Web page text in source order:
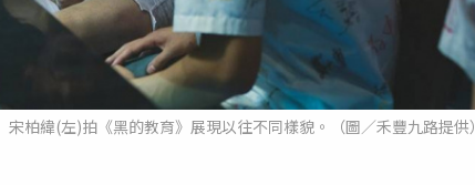
宋柏緯(左)拍《黑的教育》展現以往不同樣貌。（圖／禾豐九路提供）